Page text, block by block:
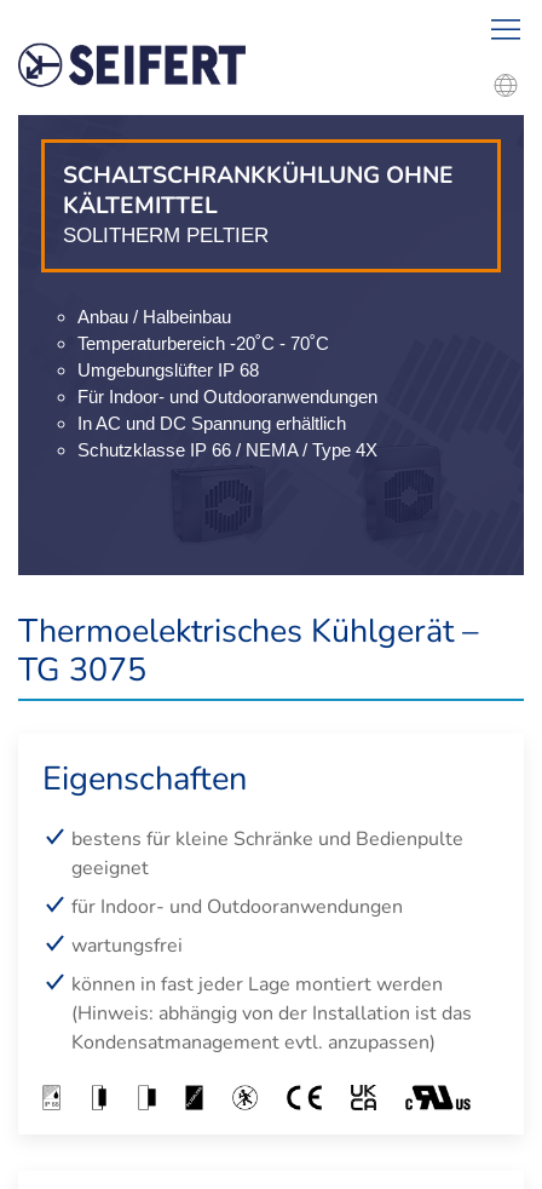
SCHALTSCHRANKKÜHLUNG OHNE
KÄLTEMITTEL
SOLITHERM PELTIER
Anbau / Halbeinbau
Temperaturbereich -20˚C - 70˚C
Umgebungslüfter IP 68
Für Indoor- und Outdooranwendungen
In AC und DC Spannung erhältlich
Schutzklasse IP 66 / NEMA / Type 4X
Thermoelektrisches Kühlgerät –
TG 3075
Eigenschaften
bestens für kleine Schränke und Bedienpulte
geeignet
für Indoor- und Outdooranwendungen
wartungsfrei
können in fast jeder Lage montiert werden
(Hinweis: abhängig von der Installation ist das
Kondensatmanagement evtl. anzupassen)